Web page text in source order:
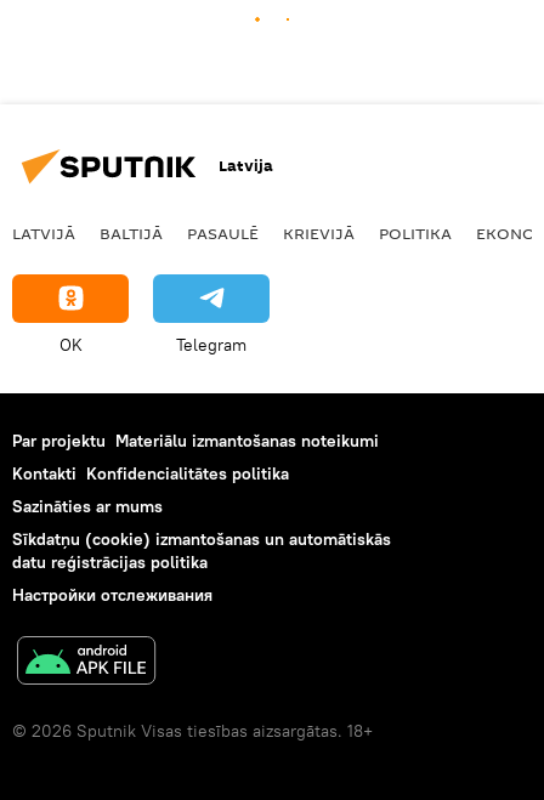
Latvija
LATVIJĀ BALTIJĀ PASAULĒ KRIEVIJĀ POLITIKA
OK Telegram
Par projektu Materiālu izmantošanas noteikumi
Kontakti Konfidencialitātes politika
Sazināties ar mums
Sīkdatņu (cookie) izmantošanas un automātiskās
datu reģistrācijas politika
Настройки отслеживания
© 2026 Sputnik Visas tiesības aizsargātas. 18+